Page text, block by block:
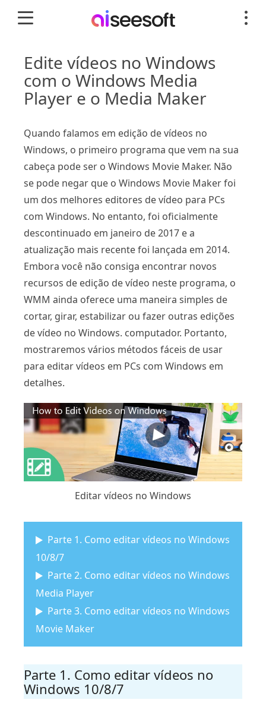
Edite vídeos no Windows
com o Windows Media
Player e o Media Maker
Quando falamos em edição de vídeos no
Windows, o primeiro programa que vem na sua
cabeça pode ser o Windows Movie Maker. Não
se pode negar que o Windows Movie Maker foi
um dos melhores editores de vídeo para PCs
com Windows. No entanto, foi oficialmente
descontinuado em janeiro de 2017 e a
atualização mais recente foi lançada em 2014.
Embora você não consiga encontrar novos
recursos de edição de vídeo neste programa, o
WMM ainda oferece uma maneira simples de
cortar, girar, estabilizar ou fazer outras edições
de vídeo no Windows. computador. Portanto,
mostraremos vários métodos fáceis de usar
para editar vídeos em PCs com Windows em
detalhes.
Editar vídeos no Windows
Parte 1. Como editar vídeos no Windows
10/8/7
Parte 2. Como editar vídeos no Windows
Media Player
Parte 3. Como editar vídeos no Windows
Movie Maker
Parte 1. Como editar vídeos no
Windows 10/8/7